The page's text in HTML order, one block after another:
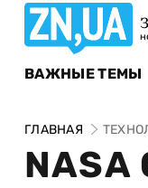
ВАЖНЫЕ ТЕМЫ
ГЛАВНАЯ